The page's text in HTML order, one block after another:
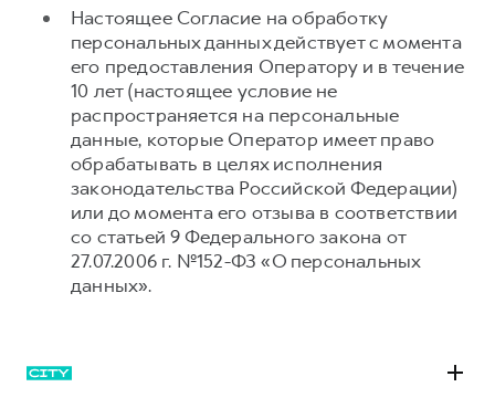
Настоящее Согласие на обработку
персональных данных действует с момента
его предоставления Оператору и в течение
10 лет (настоящее условие не
распространяется на персональные
данные, которые Оператор имеет право
обрабатывать в целях исполнения
законодательства Российской Федерации)
или до момента его отзыва в соответствии
со статьей 9 Федерального закона от
27.07.2006 г. №152-ФЗ «О персональных
данных».